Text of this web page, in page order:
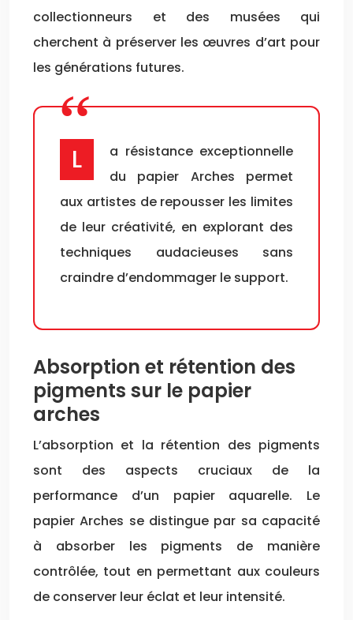
collectionneurs et des musées qui
cherchent à préserver les œuvres d’art pour
les générations futures.
La résistance exceptionnelle
du papier Arches permet
aux artistes de repousser les limites
de leur créativité, en explorant des
techniques audacieuses sans
craindre d’endommager le support.
Absorption et rétention des
pigments sur le papier
arches
L’absorption et la rétention des pigments
sont des aspects cruciaux de la
performance d’un papier aquarelle. Le
papier Arches se distingue par sa capacité
à absorber les pigments de manière
contrôlée, tout en permettant aux couleurs
de conserver leur éclat et leur intensité.